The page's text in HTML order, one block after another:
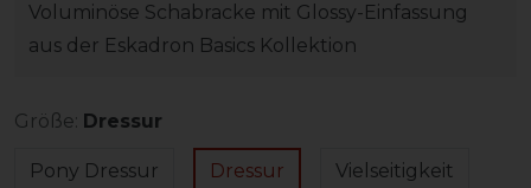
Voluminöse Schabracke mit Glossy-Einfassung
aus der Eskadron Basics Kollektion
Größe: Dressur
Pony Dressur Dressur Vielseitigkeit